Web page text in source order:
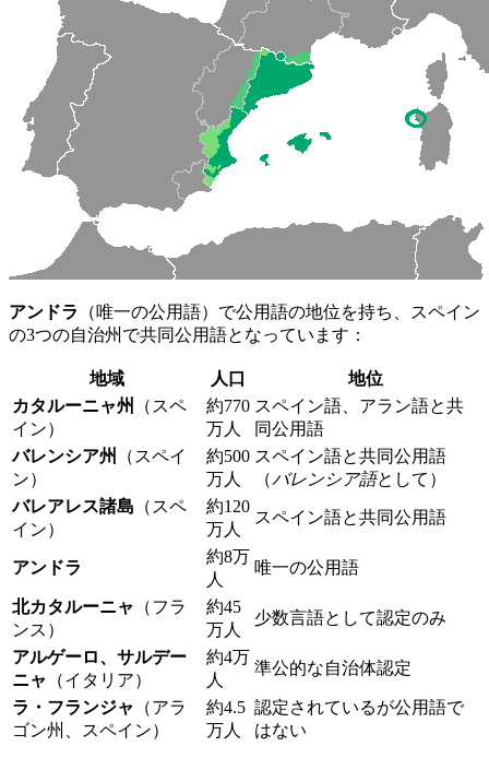
アンドラ
（唯一の公用語）で公用語の地位を持ち、スペイン
の3つの自治州で共同公用語となっています：
地域 人口
地位
カタルーニャ州
（スペ
イン）
約770
万人
スペイン語、アラン語と共
同公用語
バレンシア州
（スペイ
ン）
約500
万人
スペイン語と共同公用語
（バレンシア語として）
バレアレス諸島 （スペ
イン）
約120
万人
スペイン語と共同公用語
アンドラ
約8万
人
唯一の公用語
北カタルーニャ
（フラ
ンス）
約45
万人
少数言語として認定のみ
アルゲーロ、サルデー
ニャ
（イタリア）
約4万
人
準公的な自治体認定
ラ・フランジャ
（アラ
ゴン州、スペイン）
約4.5
万人
認定されているが公用語で
はない